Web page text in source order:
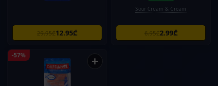
29.95₾12.95₾
Sour Cream & Cream
6.95₾2.99₾
-57% +